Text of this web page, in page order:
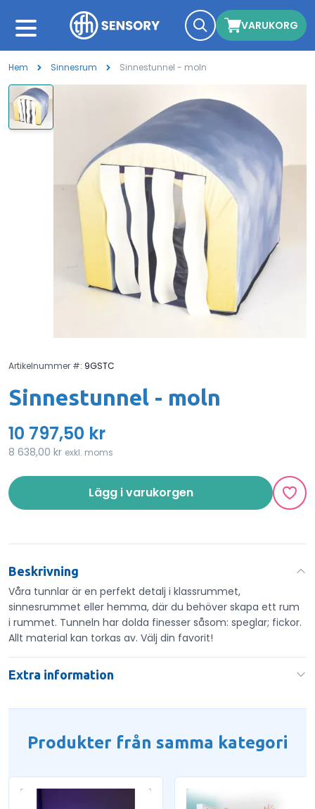
VARUKORG
Hem Sinnesrum Sinnestunnel - moln
Artikelnummer #: 9GSTC
Sinnestunnel - moln
10 797,50 kr
8 638,00 kr exkl. moms
Lägg i varukorgen
Beskrivning
Våra tunnlar är en perfekt detalj i klassrummet,
sinnesrummet eller hemma, där du behöver skapa ett rum
i rummet. Tunneln har dolda finesser såsom: speglar; fickor.
Allt material kan torkas av. Välj din favorit!
Extra information
Produkter från samma kategori